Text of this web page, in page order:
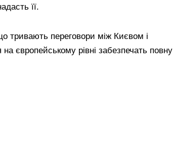
її.
тривають переговори між Києвом і
європейському рівні забезпечать повну